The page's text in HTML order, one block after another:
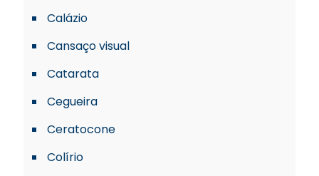
Calázio
Cansaço visual
Catarata
Cegueira
Ceratocone
Colírio